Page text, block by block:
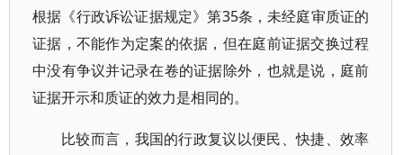
根据《行政诉讼证据规定》第35条，未经庭审质证的
证据，不能作为定案的依据，但在庭前证据交换过程
中没有争议并记录在卷的证据除外，也就是说，庭前
证据开示和质证的效力是相同的。
比较而言，我国的行政复议以便民、快捷、效率